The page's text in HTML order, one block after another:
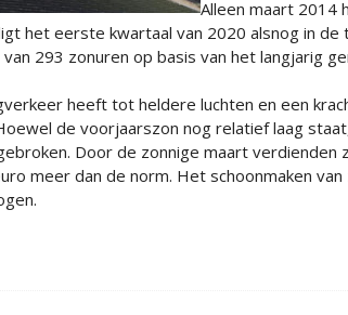
Alleen maart 2014
het eerste kwartaal van 2020 alsnog in
293 zonuren op basis van het langjarig
heeft tot heldere luchten en een
de voorjaarszon nog relatief laag
Door de zonnige maart
meer dan de norm. Het schoonmaken